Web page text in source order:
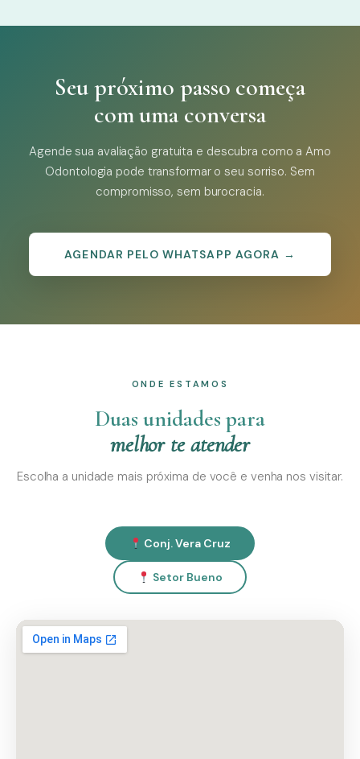
Seu próximo passo começa
com uma conversa
Agende sua avaliação gratuita e descubra como a Amo
Odontologia pode transformar o seu sorriso. Sem
compromisso, sem burocracia.
AGENDAR PELO WHATSAPP AGORA →
ONDE ESTAMOS
Duas unidades para
melhor te atender
Escolha a unidade mais próxima de você e venha nos visitar.
Conj. Vera Cruz
Setor Bueno